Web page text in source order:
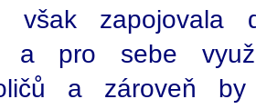
zapojovala
a pro sebe
a zároveň